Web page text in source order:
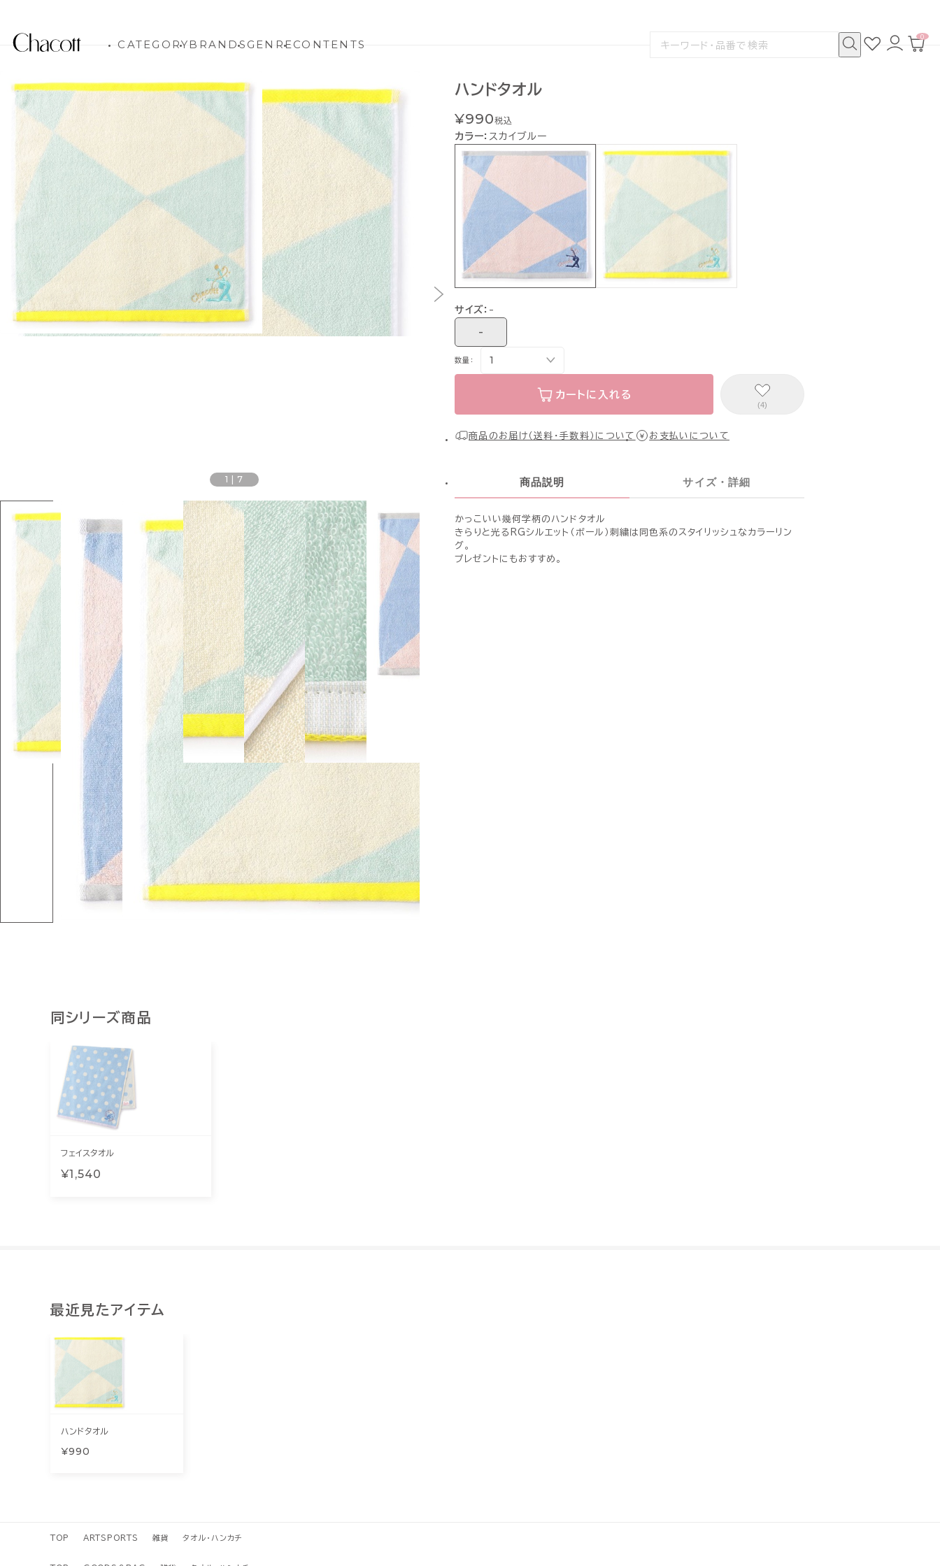
CATEGORYBRANDSGENRECONTENTS
検
お
気
ロ
グ
カ
0
1 7
ハンドタオル
¥990税込
カラー： スカイブルー
サイズ： -
-
数量：
カートに入れる
(4)
商品のお届け（送料・手数料）について お支払いについて
商品説明 サイズ・詳細
かっこいい幾何学柄のハンドタオル
きらりと光るRGシルエット（ボール）刺繍は同色系のスタイリッシュなカラーリン
グ。
プレゼントにもおすすめ。
同シリーズ商品
フェイスタオル
¥1,540
最近見たアイテム
ハンドタオル
¥990
TOP ARTSPORTS 雑貨 タオル・ハンカチ